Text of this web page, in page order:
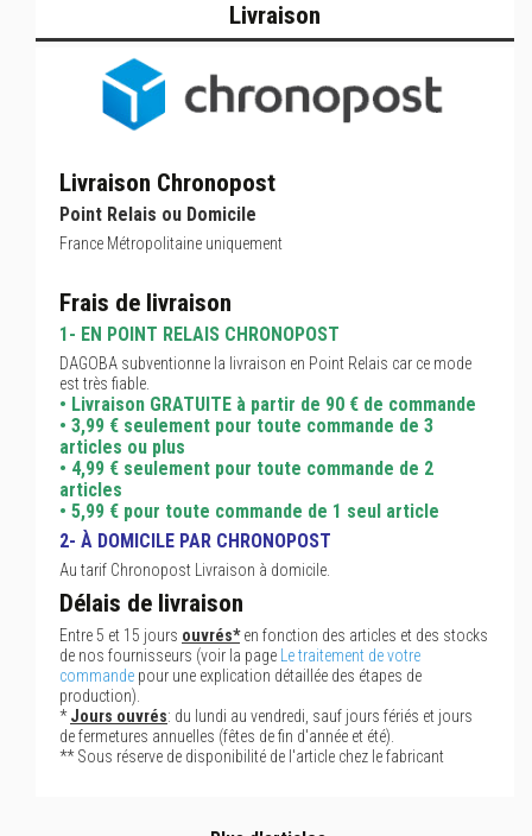
Livraison
Livraison Chronopost
Point Relais ou Domicile
France Métropolitaine uniquement
Frais de livraison
1- EN POINT RELAIS CHRONOPOST
DAGOBA subventionne la livraison en Point Relais car ce mode
est très fiable.
• Livraison GRATUITE à partir de 90 € de commande
• 3,99 € seulement pour toute commande de 3
articles ou plus
• 4,99 € seulement pour toute commande de 2
articles
• 5,99 € pour toute commande de 1 seul article
2- À DOMICILE PAR CHRONOPOST
Au tarif Chronopost Livraison à domicile.
Délais de livraison
Entre 5 et 15 jours ouvrés*en fonction des articles et des stocks
de nos fournisseurs (voir la page
Le traitement de votre
commande pour une explication détaillée des étapes de
production).
*Jours ouvrés: du lundi au vendredi, sauf jours fériés et jours
de fermetures annuelles (fêtes de fin d'année et été).
** Sous réserve de disponibilité de l'article chez le fabricant